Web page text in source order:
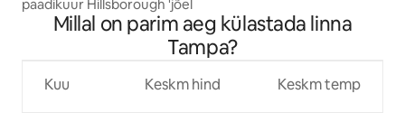
paadikuur Hillsborough 'jõel
Millal on parim aeg külastada linna
Tampa?
Kuu Keskm hind Keskm temp